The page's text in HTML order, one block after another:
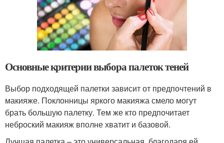
Основные критерии выбора палеток теней
Выбор подходящей палетки зависит от предпочтений в
макияже. Поклонницы яркого макияжа смело могут
брать большую палетку. Тем же кто предпочитает
неброский макияж вполне хватит и базовой.